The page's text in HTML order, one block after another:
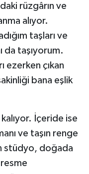
rüzgârın ve
alıyor.
taşları ve
da taşıyorum.
ezerken çıkan
bana eşlik
kalıyor. İçeride ise
ve taşın renge
stüdyo, doğada